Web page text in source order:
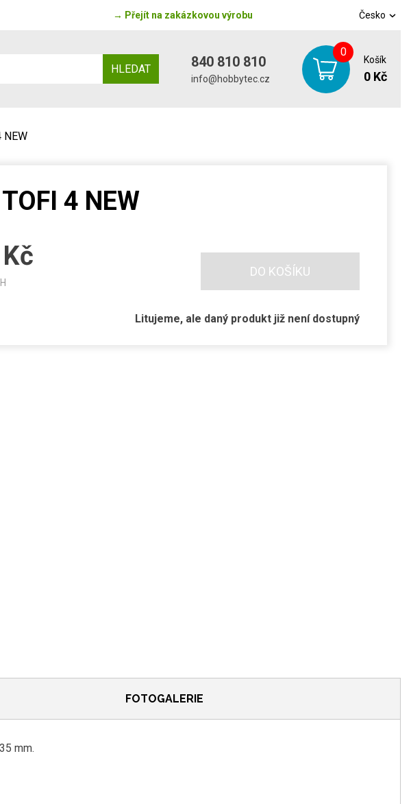
→ Přejít na zakázkovou výrobu Česko
HLEDAT 840 810 810
info@hobbytec.cz
0
Košík
0 Kč
NEW
4 NEW
Kč
DO KOŠÍKU
Litujeme, ale daný produkt již není dostupný
FOTOGALERIE
mm.